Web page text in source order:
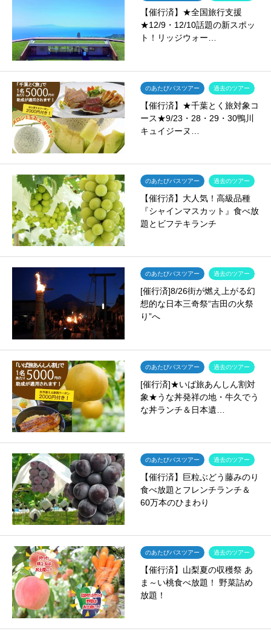
【催行済】★全国旅行支援
★12/9・12/10話題の新スポッ
ト！リッジウォー…
のあたびバスツアー 過去のツアー
【催行済】★千葉とく旅対象コ
ース★9/23・28・29・30鴨川
キュイジーヌ…
のあたびバスツアー 過去のツアー
【催行済】大人気！高級品種
『シャインマスカット』食べ放
題とビフテキランチ
のあたびバスツアー 過去のツアー
[催行済]8/26街が燃え上がる幻
想的な日本三奇祭“吉田の火祭
り”へ
のあたびバスツアー 過去のツアー
[催行済]★いば旅あんしん割対
象★うな丼発祥の地・牛久でう
な丼ランチ＆日本遺…
のあたびバスツアー 過去のツアー
【催行済】巨粒ぶどう藤みのり
食べ放題とフレンチランチ＆
60万本のひまわり
のあたびバスツアー 過去のツアー
【催行済】山梨夏の収穫祭 あ
ま～い桃食べ放題！ 野菜詰め
放題！